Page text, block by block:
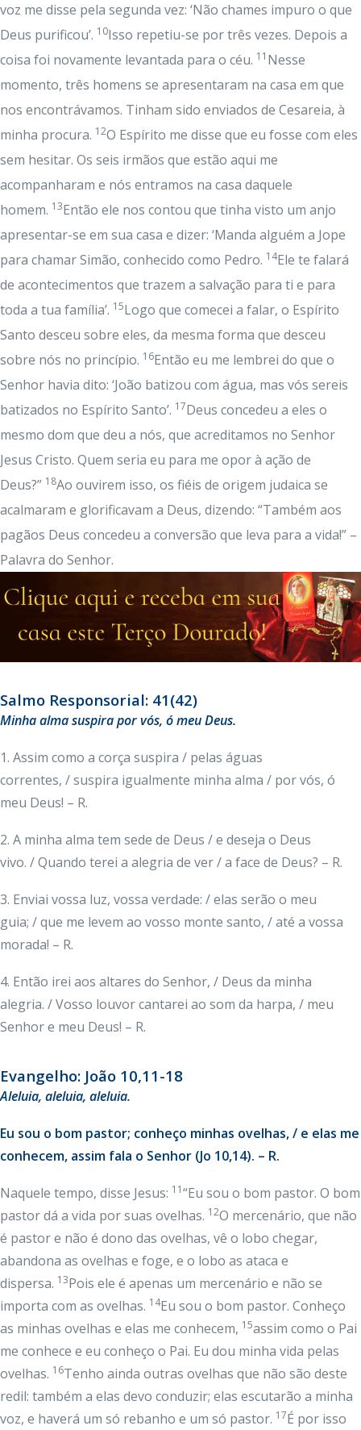
voz me disse pela segunda vez: ‘Não chames impuro o que
Deus purificou’. 10Isso repetiu-se por três vezes. Depois a
coisa foi novamente levantada para o céu. 11 Nesse
momento, três homens se apresentaram na casa em que
nos encontrávamos. Tinham sido enviados de Cesareia, à
minha procura. 12O Espírito me disse que eu fosse com eles
sem hesitar. Os seis irmãos que estão aqui me
acompanharam e nós entramos na casa daquele
homem. 13Então ele nos contou que tinha visto um anjo
apresentar-se em sua casa e dizer: ‘Manda alguém a Jope
para chamar Simão, conhecido como Pedro. 14Ele te falará
de acontecimentos que trazem a salvação para ti e para
toda a tua família’. 15Logo que comecei a falar, o Espírito
Santo desceu sobre eles, da mesma forma que desceu
sobre nós no princípio. 16Então eu me lembrei do que o
Senhor havia dito: ‘João batizou com água, mas vós sereis
batizados no Espírito Santo’. 17Deus concedeu a eles o
mesmo dom que deu a nós, que acreditamos no Senhor
Jesus Cristo. Quem seria eu para me opor à ação de
Deus?” 18Ao ouvirem isso, os fiéis de origem judaica se
acalmaram e glorificavam a Deus, dizendo: “Também aos
pagãos Deus concedeu a conversão que leva para a vida!” –
Palavra do Senhor.
Salmo Responsorial: 41(42)
Minha alma suspira por vós, ó meu Deus.
1. Assim como a corça suspira / pelas águas
correntes, / suspira igualmente minha alma / por vós, ó
meu Deus! – R.
2. A minha alma tem sede de Deus / e deseja o Deus
vivo. / Quando terei a alegria de ver / a face de Deus? – R.
3. Enviai vossa luz, vossa verdade: / elas serão o meu
guia; / que me levem ao vosso monte santo, / até a vossa
morada! – R.
4. Então irei aos altares do Senhor, / Deus da minha
alegria. / Vosso louvor cantarei ao som da harpa, / meu
Senhor e meu Deus! – R.
Evangelho: João 10,11-18
Aleluia, aleluia, aleluia.
Eu sou o bom pastor; conheço minhas ovelhas, / e elas me
conhecem, assim fala o Senhor (Jo 10,14). – R.
Naquele tempo, disse Jesus: 11“Eu sou o bom pastor. O bom
pastor dá a vida por suas ovelhas. 12O mercenário, que não
é pastor e não é dono das ovelhas, vê o lobo chegar,
abandona as ovelhas e foge, e o lobo as ataca e
dispersa. 13Pois ele é apenas um mercenário e não se
importa com as ovelhas. 14Eu sou o bom pastor. Conheço
as minhas ovelhas e elas me conhecem, 15assim como o Pai
me conhece e eu conheço o Pai. Eu dou minha vida pelas
ovelhas. 16Tenho ainda outras ovelhas que não são deste
redil: também a elas devo conduzir; elas escutarão a minha
voz, e haverá um só rebanho e um só pastor. 17É por isso